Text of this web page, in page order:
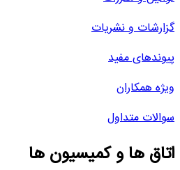
گزارشات و نشریات
پیوندهای مفید
ویژه همکاران
سوالات متداول
اتاق ها و کمیسیون ها